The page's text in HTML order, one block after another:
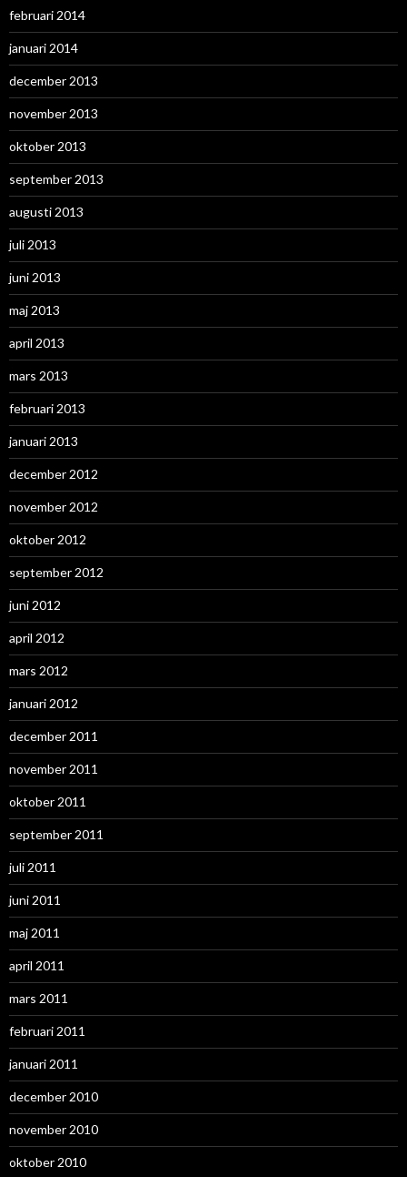
februari 2014
januari 2014
december 2013
november 2013
oktober 2013
september 2013
augusti 2013
juli 2013
juni 2013
maj 2013
april 2013
mars 2013
februari 2013
januari 2013
december 2012
november 2012
oktober 2012
september 2012
juni 2012
april 2012
mars 2012
januari 2012
december 2011
november 2011
oktober 2011
september 2011
juli 2011
juni 2011
maj 2011
april 2011
mars 2011
februari 2011
januari 2011
december 2010
november 2010
oktober 2010